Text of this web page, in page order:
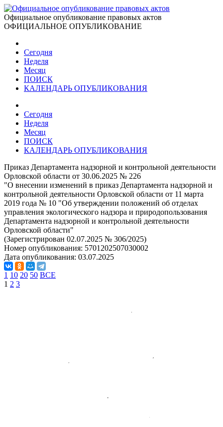
Официальное опубликование правовых актов
ОФИЦИАЛЬНОЕ ОПУБЛИКОВАНИЕ
Сегодня
Неделя
Месяц
ПОИСК
КАЛЕНДАРЬ ОПУБЛИКОВАНИЯ
Сегодня
Неделя
Месяц
ПОИСК
КАЛЕНДАРЬ ОПУБЛИКОВАНИЯ
Приказ Департамента надзорной и контрольной деятельности
Орловской области от 30.06.2025 № 226
"О внесении изменений в приказ Департамента надзорной и
контрольной деятельности Орловской области от 11 марта
2019 года № 10 "Об утверждении положений об отделах
управления экологического надзора и природопользования
Департамента надзорной и контрольной деятельности
Орловской области"
(Зарегистрирован 02.07.2025 № 306/2025)
Номер опубликования: 5701202507030002
Дата опубликования: 03.07.2025
1 10 20 50 ВСЕ
1 2 3